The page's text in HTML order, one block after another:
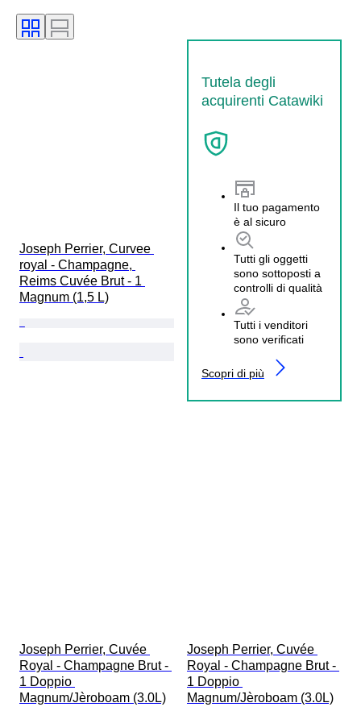
Tutela degli
acquirenti Catawiki
Il tuo pagamento
è al sicuro
Tutti gli oggetti
sono sottoposti a
controlli di qualità
Tutti i venditori
sono verificati
Scopri di più
Joseph Perrier, Curvee
royal - Champagne,
Reims Cuvée Brut - 1
Magnum (1,5 L)
Joseph Perrier, Cuvée
Royal - Champagne Brut -
1 Doppio
Magnum/Jèroboam (3.0L)
Joseph Perrier, Cuvée
Royal - Champagne Brut -
1 Doppio
Magnum/Jèroboam (3.0L)